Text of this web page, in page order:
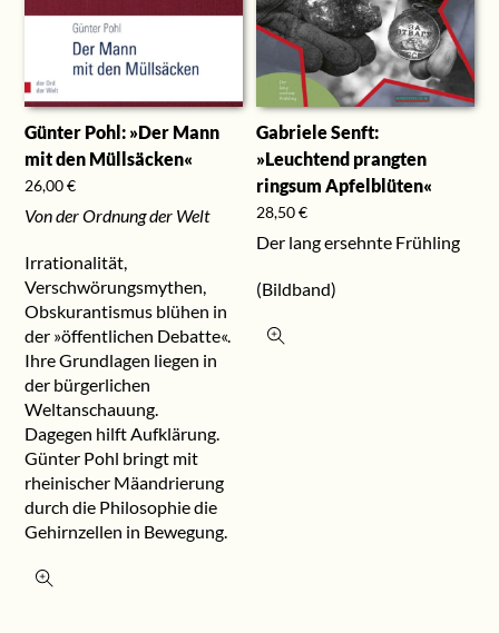
Günter Pohl: »Der Mann
mit den Müllsäcken«
26,00€
Von der Ordnung der Welt
Irrationalität,
Verschwörungsmythen,
Obskurantismus blühen in
der »öffentlichen Debatte«.
Ihre Grundlagen liegen in
der bürgerlichen
Weltanschauung.
Dagegen hilft Aufklärung.
Günter Pohl bringt mit
rheinischer Mäandrierung
durch die Philosophie die
Gehirnzellen in Bewegung.
Gabriele Senft:
»Leuchtend prangten
ringsum Apfelblüten«
28,50€
Der lang ersehnte Frühling
(Bildband)